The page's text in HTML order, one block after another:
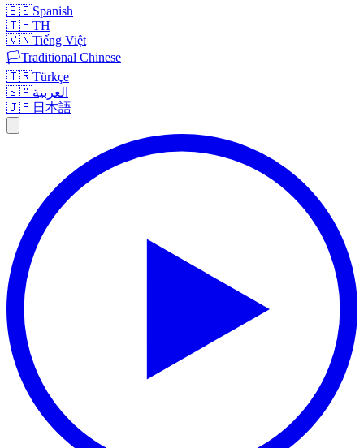
🇪🇸Spanish
🇹🇭TH
🇻🇳Tiếng Việt
🏳️Traditional Chinese
🇹🇷Türkçe
🇸🇦العربية
🇯🇵日本語